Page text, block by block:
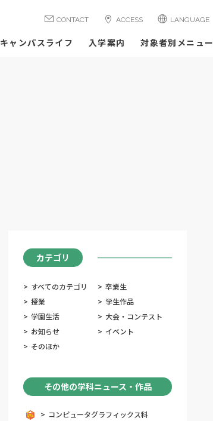
CONTACT ACCESS LANGUAGE
キャンパスライフ 入学案内 対象者別メニュー
カテゴリ
> すべてのカテゴリ > 卒業生
> 授業 > 学生作品
> 学園生活 > 大会・コンテスト
> お知らせ > イベント
> そのほか
その他の学科ニュース・作品
> コンピュータグラフィックス科